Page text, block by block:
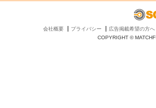
会社概要 プライバシー
広告掲載希望の方へ
COPYRIGHT ©